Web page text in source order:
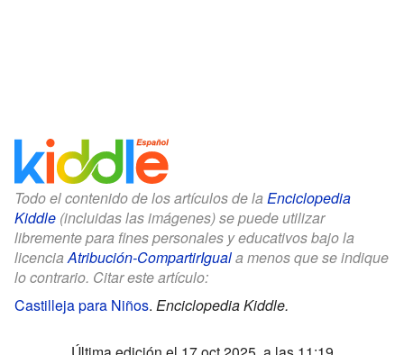
Todo el contenido de los artículos de la Enciclopedia
Kiddle (incluidas las imágenes) se puede utilizar
libremente para fines personales y educativos bajo la
licencia Atribución-CompartirIguala menos que se indique
lo contrario. Citar este artículo:
Castilleja para Niños. Enciclopedia Kiddle.